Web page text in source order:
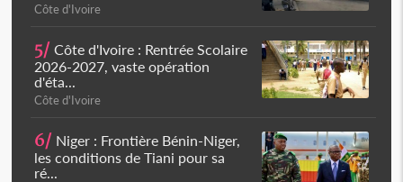
Côte d'Ivoire
5/ Côte d'Ivoire : Rentrée Scolaire
2026-2027, vaste opération
d'éta...
Côte d'Ivoire
6/ Niger : Frontière Bénin-Niger,
les conditions de Tiani pour sa
ré...